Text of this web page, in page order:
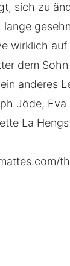
sich zu
lange
wirklich
dem
anderes
Jöde, Eva
La